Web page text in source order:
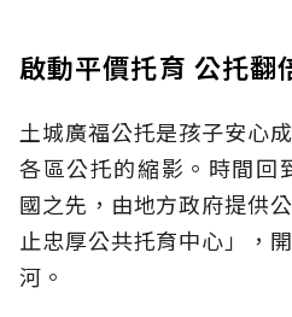
啟動平價托育 公托翻
土城廣福公托是孩子安心
各區公托的縮影。時間回
國之先，由地方政府提供
止忠厚公共托育中心」，
河。